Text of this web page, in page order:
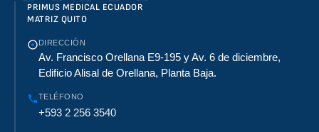
PRIMUS MEDICAL ECUADOR
MATRIZ QUITO
DIRECCIÓN
Av. Francisco Orellana E9-195 y Av. 6 de diciembre,
Edificio Alisal de Orellana, Planta Baja.
TELÉFONO
+593 2 256 3540